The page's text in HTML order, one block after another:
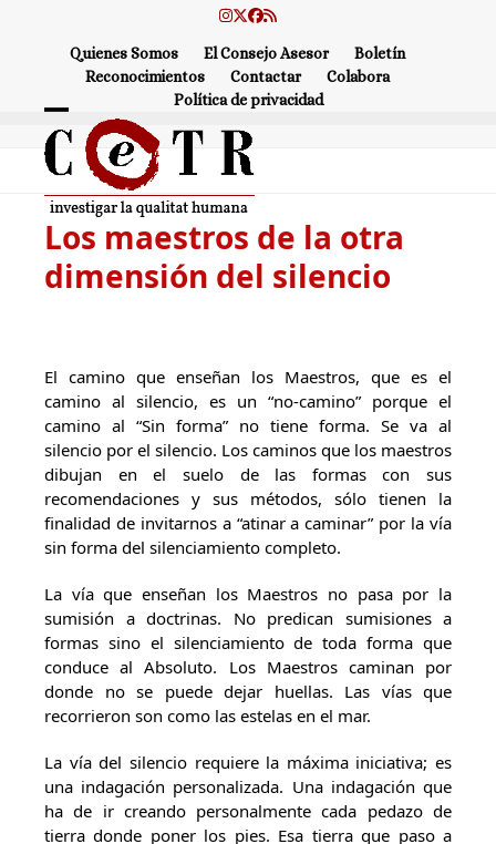
Instagram
Twitter
Facebook
RSS
Quienes Somos El Consejo Asesor
Boletín
Reconocimientos
Contactar
Colabora
Política de privacidad
Open
mobile
menu
Close
mobile
menu
Los maestros de la otra
dimensión del silencio
El camino que enseñan los Maestros, que es el
camino al silencio, es un “no-camino” porque el
camino al “Sin forma” no tiene forma. Se va al
silencio por el silencio. Los caminos que los maestros
dibujan en el suelo de las formas con sus
recomendaciones y sus métodos, sólo tienen la
finalidad de invitarnos a “atinar a caminar” por la vía
sin forma del silenciamiento completo.
La vía que enseñan los Maestros no pasa por la
sumisión a doctrinas. No predican sumisiones a
formas sino el silenciamiento de toda forma que
conduce al Absoluto. Los Maestros caminan por
donde no se puede dejar huellas. Las vías que
recorrieron son como las estelas en el mar.
La vía del silencio requiere la máxima iniciativa; es
una indagación personalizada. Una indagación que
ha de ir creando personalmente cada pedazo de
tierra donde poner los pies. Esa tierra que paso a